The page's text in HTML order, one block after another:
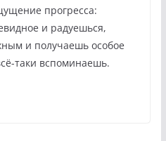
прогресса:
и радуешься,
и получаешь особое
таки вспоминаешь.